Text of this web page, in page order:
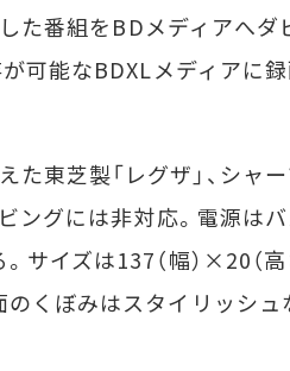
た番組をBDメディアへ
可能なBDXLメディアに
東芝製「レグザ」、シャー
ングには非対応。電源は
サイズは137（幅）×20（
のくぼみはスタイリッシュ